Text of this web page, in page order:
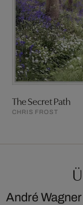
The Secret Path
CHRIS FROST
André